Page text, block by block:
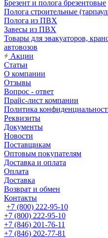
Брезент и полога брезентовые
Полога строительные
Полога из ПВХ
Завесы из ПВХ
Товары для эвакуаторов,
автовозов
Акции
Статьи
О компании
Отзывы
Вопрос - ответ
Прайс-лист компании
Политика
Реквизиты
Документы
Новости
Поставщикам
Оптовым покупателям
Доставка и оплата
Оплата
Доставка
Возврат и обмен
Контакты
+7 (800) 222-95-10
+7 (800) 222-95-10
+7 (846) 201-76-11
+7 (846) 202-77-81